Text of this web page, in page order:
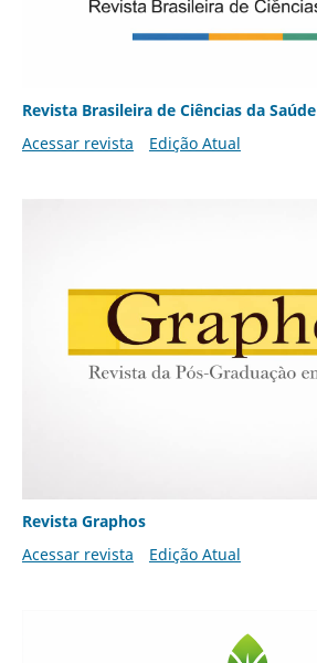
Revista Brasileira de Ciências da Saúde
Acessar revista
Edição Atual
Revista Graphos
Acessar revista
Edição Atual